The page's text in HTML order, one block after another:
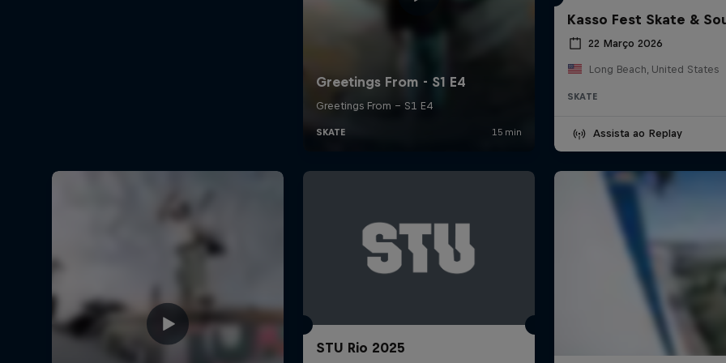
Kasso Fest Skate &
22 Março 2026
Long Beach, United States
SKATE
Assista ao Replay
STU Rio 2025